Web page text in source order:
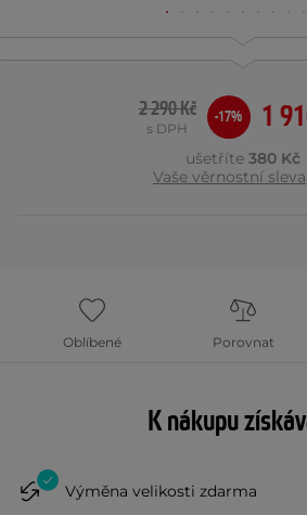
1
2 290 Kč
s DPH
-17%
ušetříte 380 Kč
Vaše věrnostní sleva
Oblíbené Porovnat
K nákupu
Výměna velikosti zdarma